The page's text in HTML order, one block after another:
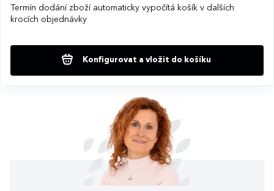
Termín dodání zboží automaticky vypočítá košík v dalších
krocích objednávky
Konfigurovat a vložit do košíku